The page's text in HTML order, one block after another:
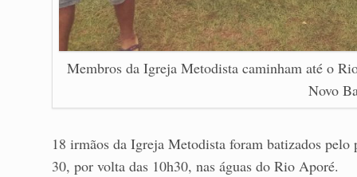
Membros da Igreja Metodista caminham até o
Novo
18 irmãos da Igreja Metodista foram batizados
30, por volta das 10h30, nas águas do Rio Aporé.